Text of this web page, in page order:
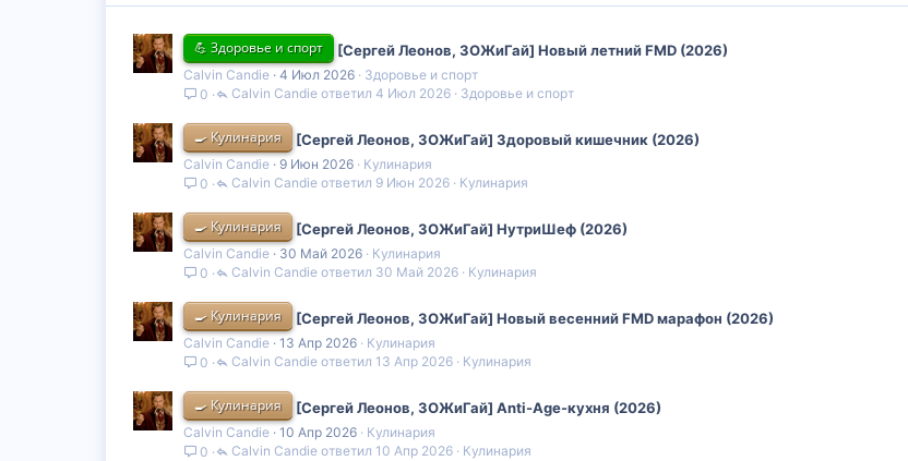
💪 Здоровье и спорт [Сергей Леонов, ЗОЖиГай] Новый летний FMD (2026)
Calvin Candie 4 Июл 2026
Здоровье и спорт
0
Здоровье и спорт
4 Июл 2026
Calvin Candie
🍳 Кулинария [Сергей Леонов, ЗОЖиГай] Здоровый кишечник (2026)
Calvin Candie 9 Июн 2026
Кулинария
0
Кулинария
9 Июн 2026
Calvin Candie
🍳 Кулинария [Сергей Леонов, ЗОЖиГай] НутриШеф (2026)
Calvin Candie 30 Май 2026
Кулинария
0
Кулинария
30 Май 2026
Calvin Candie
🍳 Кулинария [Сергей Леонов, ЗОЖиГай] Новый весенний FMD марафон (2026)
Calvin Candie 13 Апр 2026
Кулинария
0
Кулинария
13 Апр 2026
Calvin Candie
🍳 Кулинария [Сергей Леонов, ЗОЖиГай] Anti-Age-кухня (2026)
Calvin Candie 10 Апр 2026
Кулинария
0
Кулинария
10 Апр 2026
Calvin Candie